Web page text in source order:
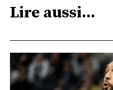
Lire aussi...